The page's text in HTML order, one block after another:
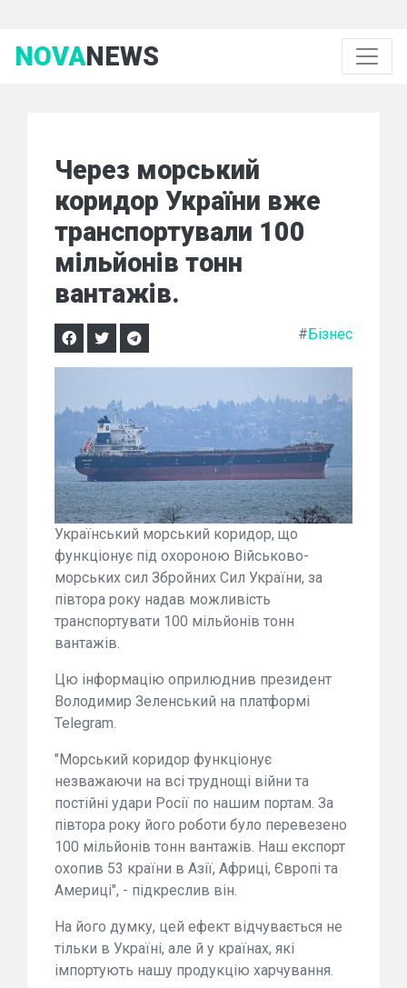
NOVANEWS
Через морський
коридор України вже
транспортували 100
мільйонів тонн
вантажів.
#Бізнес
Український морський коридор, що
функціонує під охороною Військово-
морських сил Збройних Сил України, за
півтора року надав можливість
транспортувати 100 мільйонів тонн
вантажів.
Цю інформацію оприлюднив президент
Володимир Зеленський на платформі
Telegram.
"Морський коридор функціонує
незважаючи на всі труднощі війни та
постійні удари Росії по нашим портам. За
півтора року його роботи було перевезено
100 мільйонів тонн вантажів. Наш експорт
охопив 53 країни в Азії, Африці, Європі та
Америці", - підкреслив він.
На його думку, цей ефект відчувається не
тільки в Україні, але й у країнах, які
імпортують нашу продукцію харчування.